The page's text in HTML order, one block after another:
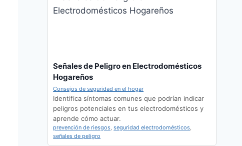
Señales de Peligro en Electrodomésticos
Hogareños
Consejos de seguridad en el hogar
Identifica síntomas comunes que podrían indicar
peligros potenciales en tus electrodomésticos y
aprende cómo actuar.
prevención de riesgos,seguridad electrodomésticos,
señales de peligro